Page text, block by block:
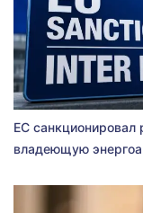
ЕС санкционировал
владеющую